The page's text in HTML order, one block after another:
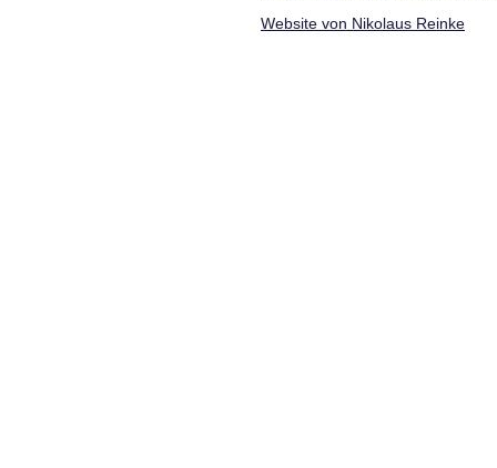
Website von Nikolaus Reinke